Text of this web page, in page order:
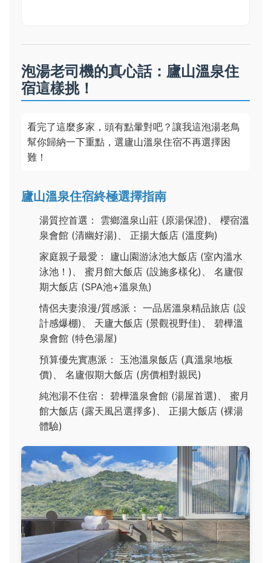
泡湯老司機的真心話：廬山溫泉住
宿這樣挑！
看完了這麼多家，頭有點暈對吧？讓我這泡湯老鳥
幫你歸納一下重點，選廬山溫泉住宿不再選擇困
難！
廬山溫泉住宿終極選擇指南
湯質控首選： 雲鄉溫泉山莊 (原湯保證)、 櫻宿溫
泉會館 (清幽好湯)、 正揚大飯店 (溫度夠)
家庭親子最愛： 廬山園游泳池大飯店 (室內溫水
泳池！)、 蜜月館大飯店 (設施多樣化)、 名廬假
期大飯店 (SPA池+溫泉魚)
情侶夫妻浪漫/質感派： 一品居溫泉精品旅店 (設
計感爆棚)、 天廬大飯店 (景觀視野佳)、 碧樺溫
泉會館 (特色湯屋)
預算優先實惠派： 玉池溫泉飯店 (真溫泉地板
價)、 名廬假期大飯店 (房價相對親民)
純泡湯不住宿： 碧樺溫泉會館 (湯屋首選)、 蜜月
館大飯店 (露天風呂選擇多)、 正揚大飯店 (裸湯
體驗)